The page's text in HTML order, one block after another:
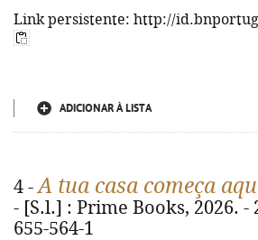
Link persistente: http://
ADICIONAR À LISTA
4 -A tua casa começa
- [S.l.] : Prime Books, 2026. -
655-564-1